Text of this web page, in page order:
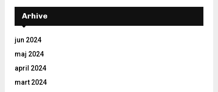
Arhive
jun 2024
maj 2024
april 2024
mart 2024